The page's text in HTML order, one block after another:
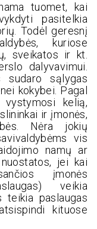
tuomet, kai
pasitelkia
Todėl geresnį
kuriose
sveikatos ir kt.
dalyvavimui.
sudaro sąlygas
kokybei. Pagal
vystymosi kelią,
ir įmonės,
Nėra jokių
vis
namų ar
jei kai
įmonės
veikia
teikia paslaugas
kituose